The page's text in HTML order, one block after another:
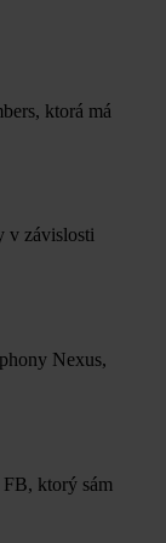
ktorá má
v závislosti
Nexus,
ktorý sám